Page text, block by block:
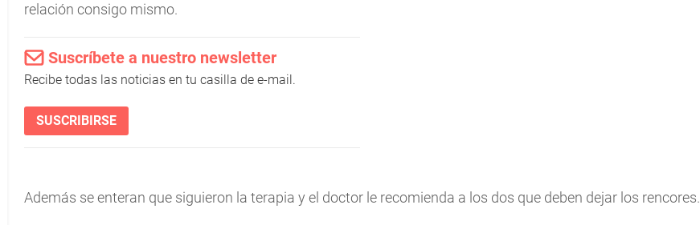
relación consigo mismo.
Suscríbete a nuestro newsletter
Recibe todas las noticias en tu casilla de e-mail.
SUSCRIBIRSE
Además se enteran que siguieron la terapia y el doctor le recomienda a los dos que deben dejar los rencores.